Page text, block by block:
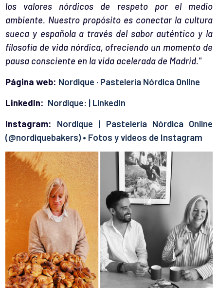
los valores nórdicos de respeto por el medio
ambiente. Nuestro propósito es conectar la cultura
sueca y española a través del sabor auténtico y la
filosofía de vida nórdica, ofreciendo un momento de
pausa consciente en la vida acelerada de Madrid."
Página web: Nordique · Pastelería Nórdica Online
LinkedIn: Nordique: | LinkedIn
Instagram:
Nordique | Pastelería Nórdica Online
(@nordiquebakers) • Fotos y videos de Instagram